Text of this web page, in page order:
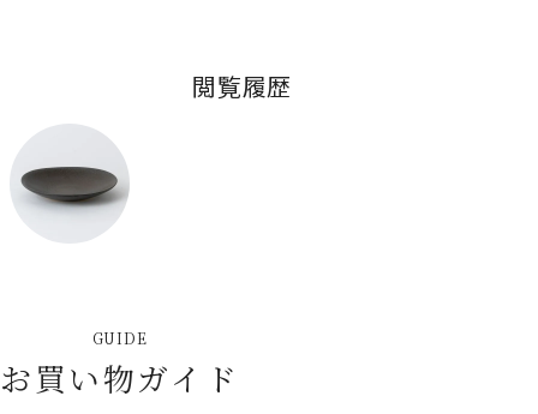
閲覧履歴
GUIDE
お買い物ガイド